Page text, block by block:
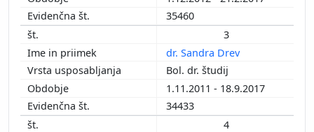
2000
2001
2002
2004
35460
3
dr. Sandra Drev
Bol. dr. študij
1.11.2011 - 18.9.2017
34433
4